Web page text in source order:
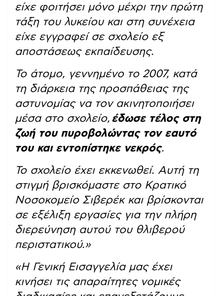
είχε φοιτήσει μόνο μέχρι την πρώτη
τάξη του λυκείου και στη συνέχεια
είχε εγγραφεί σε σχολείο εξ
αποστάσεως εκπαίδευσης.
Το άτομο, γεννημένο το 2007, κατά
τη διάρκεια της προσπάθειας της
αστυνομίας να τον ακινητοποιήσει
μέσα στο σχολείο, έδωσε τέλος στη
ζωή του πυροβολώντας τον εαυτό
του και εντοπίστηκε νεκρός.
Το σχολείο έχει εκκενωθεί. Αυτή τη
στιγμή βρισκόμαστε στο Κρατικό
Νοσοκομείο Σιβερέκ και βρίσκονται
σε εξέλιξη εργασίες για την πλήρη
διερεύνηση αυτού του θλιβερού
περιστατικού.»
«Η Γενική Εισαγγελία μας έχει
κινήσει τις απαραίτητες νομικές